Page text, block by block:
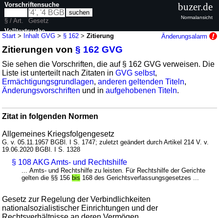
Start > Inhalt GVG > § 162 >Zitierung Änderungsalarm
Zitierungen von§ 162 GVG
Sie sehen die Vorschriften, die auf § 162 GVG verweisen. Die
Liste ist unterteilt nach Zitaten inGVG selbst,
Ermächtigungsgrundlagen,anderen geltenden Titeln,
Änderungsvorschriften und inaufgehobenen Titeln.
Zitat in folgenden Normen
Allgemeines Kriegsfolgengesetz
G. v. 05.11.1957 BGBl. I S. 1747; zuletzt geändert durch Artikel 214 V. v.
19.06.2020 BGBl. I S. 1328
§ 108 AKG Amts- und Rechtshilfe
... Amts- und Rechtshilfe zu leisten. Für Rechtshilfe der Gerichte
gelten die §§ 156bis 168 des Gerichtsverfassungsgesetzes ...
Gesetz zur Regelung der Verbindlichkeiten
nationalsozialistischer Einrichtungen und der
Vorschriftensuche
§ / Art.
Gesetz
Volltextsuche
nur in GVG
buzer.de
Normalansicht